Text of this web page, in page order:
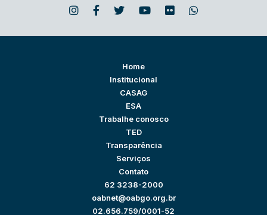
Home
Institucional
CASAG
ESA
Trabalhe conosco
TED
Transparência
Serviços
Contato
62 3238-2000
oabnet@oabgo.org.br
02.656.759/0001-52